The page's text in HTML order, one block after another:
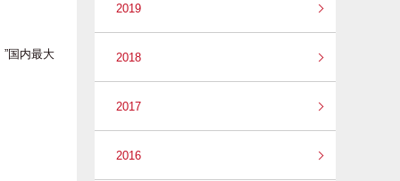
国内最大
2019
2018
2017
2016